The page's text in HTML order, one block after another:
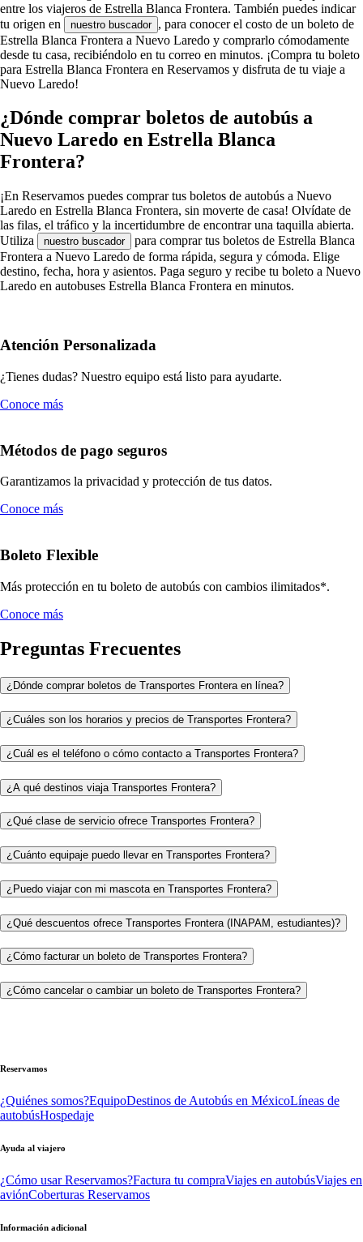
entre los viajeros de Estrella Blanca Frontera. También puedes indicar
tu origen en
nuestro buscador , para conocer el costo de un boleto de
Estrella Blanca Frontera a Nuevo Laredo y comprarlo cómodamente
desde tu casa, recibiéndolo en tu correo en minutos. ¡Compra tu boleto
para Estrella Blanca Frontera en Reservamos y disfruta de tu viaje a
Nuevo Laredo!
¿Dónde comprar boletos de autobús a
Nuevo Laredo en Estrella Blanca
Frontera?
¡En Reservamos puedes comprar tus boletos de autobús a Nuevo
Laredo en Estrella Blanca Frontera, sin moverte de casa! Olvídate de
las filas, el tráfico y la incertidumbre de encontrar una taquilla abierta.
Utiliza
nuestro buscador
para comprar tus boletos de Estrella Blanca
Frontera a Nuevo Laredo de forma rápida, segura y cómoda. Elige
destino, fecha, hora y asientos. Paga seguro y recibe tu boleto a Nuevo
Laredo en autobuses Estrella Blanca Frontera en minutos.
Atención Personalizada
¿Tienes dudas? Nuestro equipo está listo para ayudarte.
Conoce más
Métodos de pago seguros
Garantizamos la privacidad y protección de tus datos.
Conoce más
Boleto Flexible
Más protección en tu boleto de autobús con cambios ilimitados*.
Conoce más
Preguntas Frecuentes
¿Dónde comprar boletos de Transportes Frontera en línea?
¿Cuáles son los horarios y precios de Transportes Frontera?
¿Cuál es el teléfono o cómo contacto a Transportes Frontera?
¿A qué destinos viaja Transportes Frontera?
¿Qué clase de servicio ofrece Transportes Frontera?
¿Cuánto equipaje puedo llevar en Transportes Frontera?
¿Puedo viajar con mi mascota en Transportes Frontera?
¿Qué descuentos ofrece Transportes Frontera (INAPAM, estudiantes)?
¿Cómo facturar un boleto de Transportes Frontera?
¿Cómo cancelar o cambiar un boleto de Transportes Frontera?
Reservamos
¿Quiénes somos?EquipoDestinos de Autobús en MéxicoLíneas de
autobúsHospedaje
Ayuda al viajero
¿Cómo usar Reservamos?Factura tu compraViajes en autobúsViajes en
aviónCoberturas Reservamos
Información adicional